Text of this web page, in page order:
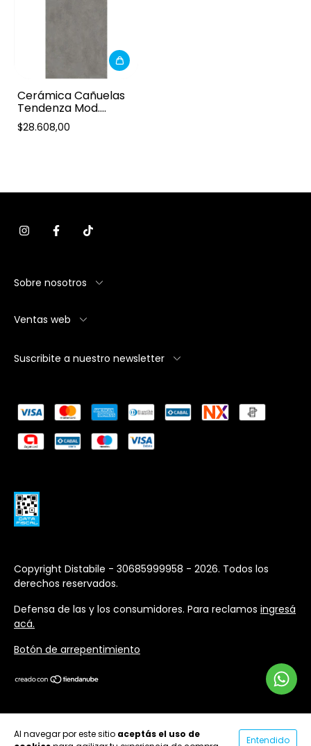
Al navegar por este sitio aceptás el uso de
Entendido
Cerámica Cañuelas
Tendenza Mod.
Pargas 61x123cm 1ra
$28.608,00
Sobre nosotros
Ventas web
Suscribite a nuestro newsletter
Copyright Distabile - 30685999958 - 2026. Todos los
derechos reservados.
Defensa de las y los consumidores. Para reclamos ingresá
acá.
Botón de arrepentimiento